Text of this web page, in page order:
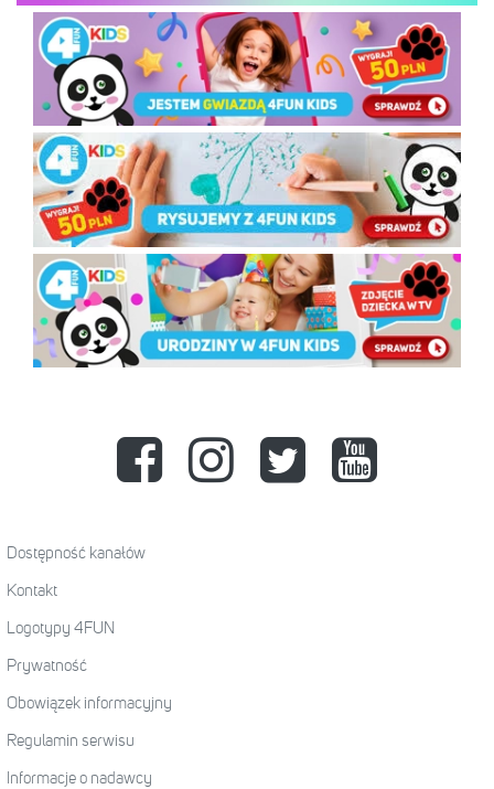
Dostępność kanałów
Kontakt
Logotypy 4FUN
Prywatność
Obowiązek informacyjny
Regulamin serwisu
Informacje o nadawcy